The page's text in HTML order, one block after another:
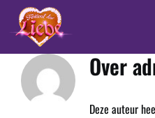
Over
Deze auteur